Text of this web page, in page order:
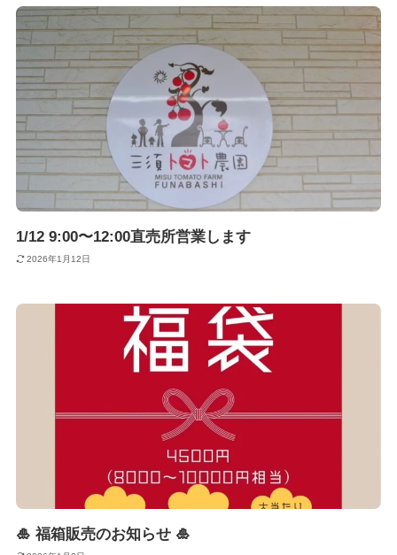
1/12 9:00〜12:00直売所営業します
2026年1月12日
🎍 福箱販売のお知らせ 🎍